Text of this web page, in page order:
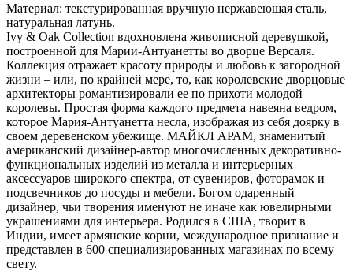
Материал: текстурированная вручную нержавеющая сталь,
натуральная латунь.
Ivy & Oak Collection вдохновлена живописной деревушкой,
построенной для Марии-Антуанетты во дворце Версаля.
Коллекция отражает красоту природы и любовь к загородной
жизни – или, по крайней мере, то, как королевские дворцовые
архитекторы романтизировали ее по прихоти молодой
королевы. Простая форма каждого предмета навеяна ведром,
которое Мария-Антуанетта несла, изображая из себя доярку в
своем деревенском убежище. МАЙКЛ АРАМ, знаменитый
американский дизайнер-автор многочисленных декоративно-
функциональных изделий из металла и интерьерных
аксессуаров широкого спектра, от сувениров, фоторамок и
подсвечников до посуды и мебели. Богом одаренный
дизайнер, чьи творения именуют не иначе как ювелирными
украшениями для интерьера. Родился в США, творит в
Индии, имеет армянские корни, международное признание и
представлен в 600 специализированных магазинах по всему
свету.